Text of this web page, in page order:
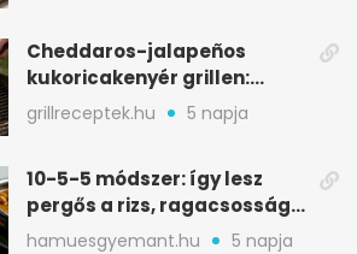
Cheddaros-jalapeños
kukoricakenyér grillen:
ropogós alj, puha belső
grillreceptek.hu 5 napja
10-5-5 módszer: így lesz
pergős a rizs, ragacsosság
nélkül
hamuesgyemant.hu 5 napja